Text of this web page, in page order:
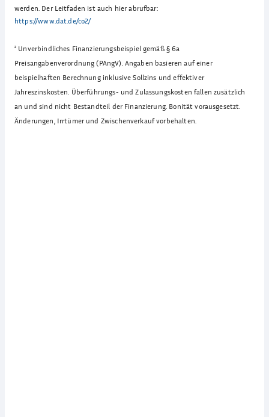
werden. Der Leitfaden ist auch hier abrufbar:
https://www.dat.de/co2/
² Unverbindliches Finanzierungsbeispiel gemäß § 6a
Preisangabenverordnung (PAngV). Angaben basieren auf einer
beispielhaften Berechnung inklusive Sollzins und effektiver
Jahreszinskosten. Überführungs- und Zulassungskosten fallen zusätzlich
an und sind nicht Bestandteil der Finanzierung. Bonität vorausgesetzt.
Änderungen, Irrtümer und Zwischenverkauf vorbehalten.